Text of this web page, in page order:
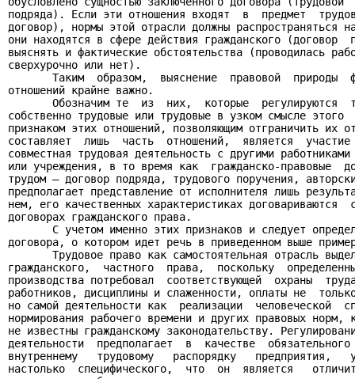
подряда). Если эти отношения входят  в  предмет
договор), нормы этой отрасли должны распространяться
они находятся в сфере действия гражданского (договор
выяснять и фактические обстоятельства (проводилась
сверхурочно или нет).
Таким  образом,  выяснение  правовой  природы
отношений крайне важно.
Обозначим те  из  них,  которые  регулируются
собственно трудовые или трудовые в узком смысле этого
признаком этих отношений, позволяющим отграничить их
составляет  лишь  часть  отношений,  является
совместная трудовая деятельность с другими
или учреждения, в то время как  гражданско-правовые
трудом – договор подряда, трудового поручения,
предполагает представление от исполнителя лишь
нем, его качественных характеристиках договариваются
договорах гражданского права.
С учетом именно этих признаков и следует
договора, о котором идет речь в приведенном выше
Трудовое право как самостоятельная отрасль
гражданского,  частного  права,  поскольку
производства потребовал  соответствующей  охраны
работников, дисциплины и слаженности, оплаты не
но самой деятельности как  реализации  человеческой
нормирования рабочего времени и других правовых норм,
не известны гражданскому законодательству.
деятельности  предполагает  в  качестве
внутреннему   трудовому   распорядку   предприятия,
настолько  специфического,  что  он  является